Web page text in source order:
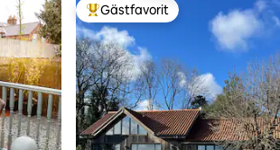
Populär gästfavorit
Gästfavorit